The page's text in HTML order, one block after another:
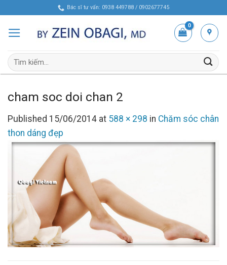
content
Bác sĩ tư vấn: 0938 449788 / 0902677745
Tìm
kiếm:
cham soc doi chan 2
Published 15/06/2014 at 588 × 298 in Chăm sóc chân
thon dáng đẹp